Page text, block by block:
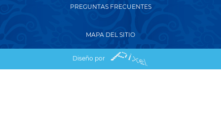
PREGUNTAS FRECUENTES
MAPA DEL SITIO
Diseño por